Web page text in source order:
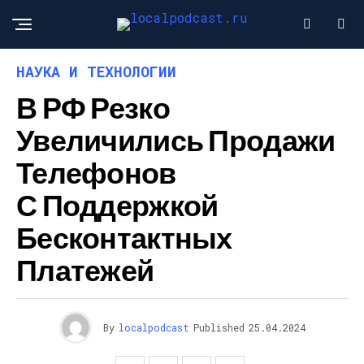
НАУКА И ТЕХНОЛОГИИ
В РФ Резко
Увеличились Продажи
Телефонов
С Поддержкой
Бесконтактных
Платежей
By localpodcast Published 25.04.2024